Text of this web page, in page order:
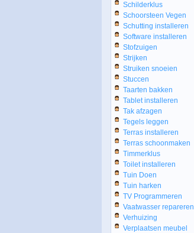
Schilderklus
Schoorsteen Vegen
Schutting installeren
Software installeren
Stofzuigen
Strijken
Struiken snoeien
Stuccen
Taarten bakken
Tablet installeren
Tak afzagen
Tegels leggen
Terras installeren
Terras schoonmaken
Timmerklus
Toilet installeren
Tuin Doen
Tuin harken
TV Programmeren
Vaatwasser repareren
Verhuizing
Verplaatsen meubel